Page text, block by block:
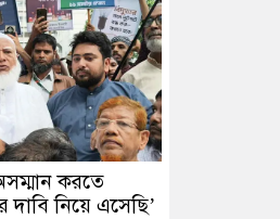
করতে
নিয়ে এসেছি’